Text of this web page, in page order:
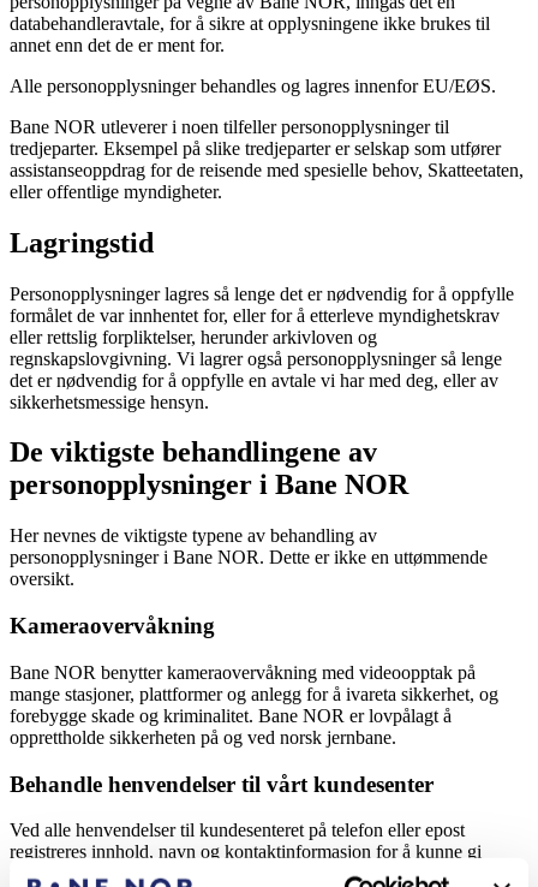
databehandleravtale, for å sikre at opplysningene ikke brukes til
annet enn det de er ment for.
Alle personopplysninger behandles og lagres innenfor EU/EØS.
Bane NOR utleverer i noen tilfeller personopplysninger til
tredjeparter. Eksempel på slike tredjeparter er selskap som utfører
assistanseoppdrag for de reisende med spesielle behov, Skatteetaten,
eller offentlige myndigheter.
Lagringstid
Personopplysninger lagres så lenge det er nødvendig for å oppfylle
formålet de var innhentet for, eller for å etterleve myndighetskrav
eller rettslig forpliktelser, herunder arkivloven og
regnskapslovgivning. Vi lagrer også personopplysninger så lenge
det er nødvendig for å oppfylle en avtale vi har med deg, eller av
sikkerhetsmessige hensyn.
De viktigste behandlingene av
personopplysninger i Bane NOR
Her nevnes de viktigste typene av behandling av
personopplysninger i Bane NOR. Dette er ikke en uttømmende
oversikt.
Kameraovervåkning
Bane NOR benytter kameraovervåkning med videoopptak på
mange stasjoner, plattformer og anlegg for å ivareta sikkerhet, og
forebygge skade og kriminalitet. Bane NOR er lovpålagt å
opprettholde sikkerheten på og ved norsk jernbane.
Behandle henvendelser til vårt kundesenter
Ved alle henvendelser til kundesenteret på telefon eller epost
registreres innhold, navn og kontaktinformasjon for å kunne gi
tilbakemelding på henvendelsen.